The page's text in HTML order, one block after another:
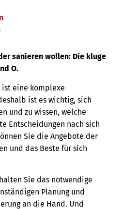
sanieren wollen: Die kluge
O.
eine komplexe
ist es wichtig, sich
und zu wissen, welche
Entscheidungen nach sich
Sie die Angebote der
und das Beste für sich
Sie das notwendige
Planung und
an die Hand. Und